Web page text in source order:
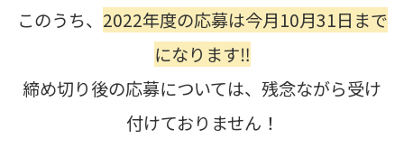
このうち、 2022年度の応募は今月10月31日まで
になります‼️
締め切り後の応募については、残念ながら受け
付けておりません！